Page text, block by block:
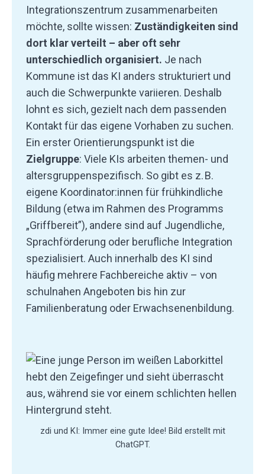
Integrationszentrum zusammenarbeiten
möchte, sollte wissen: Zuständigkeiten sind
dort klar verteilt – aber oft sehr
unterschiedlich organisiert. Je nach
Kommune ist das KI anders strukturiert und
auch die Schwerpunkte variieren. Deshalb
lohnt es sich, gezielt nach dem passenden
Kontakt für das eigene Vorhaben zu suchen.
Ein erster Orientierungspunkt ist die
Zielgruppe: Viele KIs arbeiten themen- und
altersgruppenspezifisch. So gibt es z. B.
eigene Koordinator:innen für frühkindliche
Bildung (etwa im Rahmen des Programms
„Griffbereit”), andere sind auf Jugendliche,
Sprachförderung oder berufliche Integration
spezialisiert. Auch innerhalb des KI sind
häufig mehrere Fachbereiche aktiv – von
schulnahen Angeboten bis hin zur
Familienberatung oder Erwachsenenbildung.
zdi und KI: Immer eine gute Idee! Bild erstellt mit
ChatGPT.